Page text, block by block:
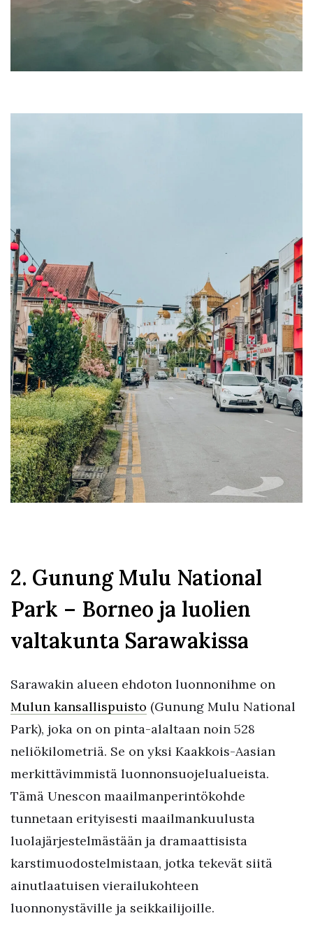
2. Gunung Mulu National
Park – Borneo ja luolien
valtakunta Sarawakissa
Sarawakin alueen ehdoton luonnonihme on
Mulun kansallispuisto (Gunung Mulu National
Park), joka on on pinta-alaltaan noin 528
neliökilometriä. Se on yksi Kaakkois-Aasian
merkittävimmistä luonnonsuojelualueista.
Tämä Unescon maailmanperintökohde
tunnetaan erityisesti maailmankuulusta
luolajärjestelmästään ja dramaattisista
karstimuodostelmistaan, jotka tekevät siitä
ainutlaatuisen vierailukohteen
luonnonystäville ja seikkailijoille.